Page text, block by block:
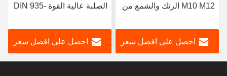
M10 M12 الزنك والشمع من
316 المكورات المستديرة
الرأس المسطحة العمياء
نقطة الزنج للمنتجات
احصل على افضل سعر
الصلبة عالية القوة DIN 935-
احصل على افضل سعر